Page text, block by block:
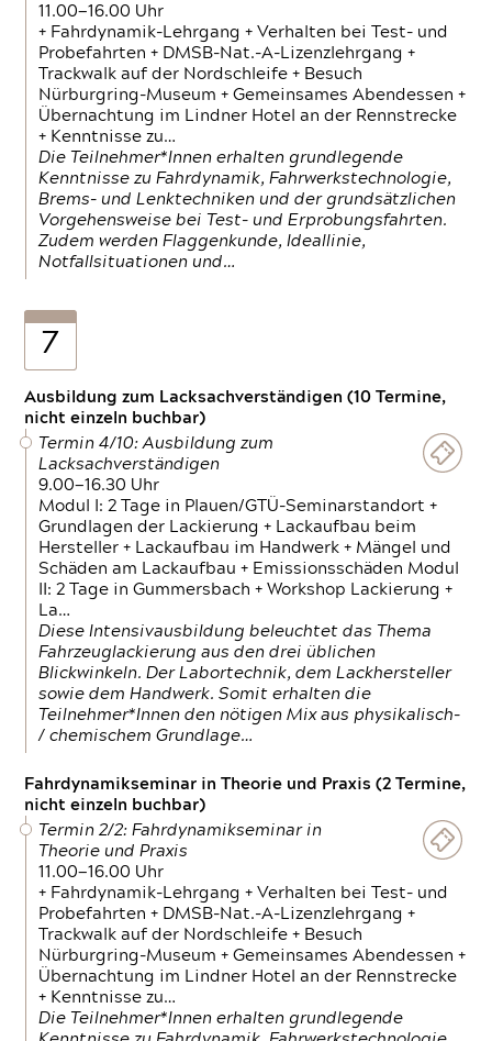
11.00—16.00 Uhr
+ Fahrdynamik-Lehrgang + Verhalten bei Test- und
Probefahrten + DMSB-Nat.-A-Lizenzlehrgang +
Trackwalk auf der Nordschleife + Besuch
Nürburgring-Museum + Gemeinsames Abendessen +
Übernachtung im Lindner Hotel an der Rennstrecke
+ Kenntnisse zu…
Die Teilnehmer*Innen erhalten grundlegende
Kenntnisse zu Fahrdynamik, Fahrwerkstechnologie,
Brems- und Lenktechniken und der grundsätzlichen
Vorgehensweise bei Test- und Erprobungsfahrten.
Zudem werden Flaggenkunde, Ideallinie,
Notfallsituationen und…
7
Ausbildung zum Lacksachverständigen (10 Termine,
nicht einzeln buchbar)
Termin 4/10: Ausbildung zum
Lacksachverständigen
9.00—16.30 Uhr
Modul I: 2 Tage in Plauen/GTÜ-Seminarstandort +
Grundlagen der Lackierung + Lackaufbau beim
Hersteller + Lackaufbau im Handwerk + Mängel und
Schäden am Lackaufbau + Emissionsschäden Modul
II: 2 Tage in Gummersbach + Workshop Lackierung +
La…
Diese Intensivausbildung beleuchtet das Thema
Fahrzeuglackierung aus den drei üblichen
Blickwinkeln. Der Labortechnik, dem Lackhersteller
sowie dem Handwerk. Somit erhalten die
Teilnehmer*Innen den nötigen Mix aus physikalisch-
/ chemischem Grundlage…
Fahrdynamikseminar in Theorie und Praxis (2 Termine,
nicht einzeln buchbar)
Termin 2/2: Fahrdynamikseminar in
Theorie und Praxis
11.00—16.00 Uhr
+ Fahrdynamik-Lehrgang + Verhalten bei Test- und
Probefahrten + DMSB-Nat.-A-Lizenzlehrgang +
Trackwalk auf der Nordschleife + Besuch
Nürburgring-Museum + Gemeinsames Abendessen +
Übernachtung im Lindner Hotel an der Rennstrecke
+ Kenntnisse zu…
Die Teilnehmer*Innen erhalten grundlegende